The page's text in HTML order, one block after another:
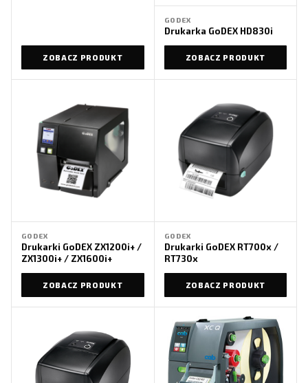
ZOBACZ PRODUKT
GODEX
Drukarka GoDEX HD830i
ZOBACZ PRODUKT
GODEX
Drukarki GoDEX ZX1200i+ /
ZX1300i+ / ZX1600i+
ZOBACZ PRODUKT
GODEX
Drukarki GoDEX RT700x /
RT730x
ZOBACZ PRODUKT